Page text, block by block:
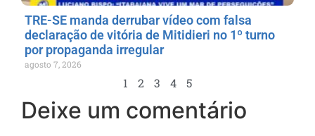
TRE-SE manda derrubar vídeo com falsa
declaração de vitória de Mitidieri no 1º turno
por propaganda irregular
agosto 7, 2026
1 2 3 4 5
Deixe um comentário